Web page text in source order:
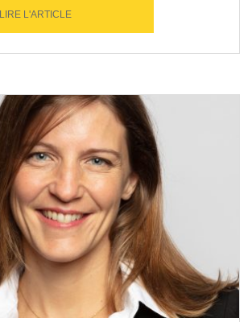
LIRE L'ARTICLE